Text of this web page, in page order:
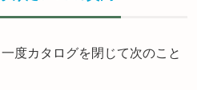
度カタログを閉じて次のこと